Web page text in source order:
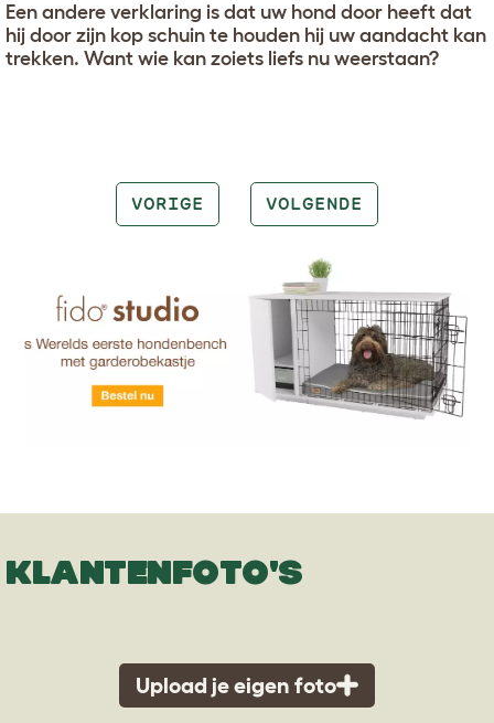
Een andere verklaring is dat uw hond door heeft dat
hij door zijn kop schuin te houden hij uw aandacht kan
trekken. Want wie kan zoiets liefs nu weerstaan?
VORIGE VOLGENDE
KLANTENFOTO'S
Upload je eigen foto